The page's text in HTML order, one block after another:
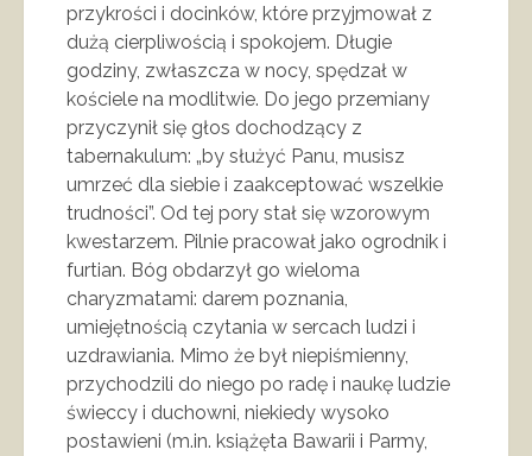
przykrości i docinków, które przyjmował z
dużą cierpliwością i spokojem. Długie
godziny, zwłaszcza w nocy, spędzał w
kościele na modlitwie. Do jego przemiany
przyczynił się głos dochodzący z
tabernakulum: „by służyć Panu, musisz
umrzeć dla siebie i zaakceptować wszelkie
trudności”. Od tej pory stał się wzorowym
kwestarzem. Pilnie pracował jako ogrodnik i
furtian. Bóg obdarzył go wieloma
charyzmatami: darem poznania,
umiejętnością czytania w sercach ludzi i
uzdrawiania. Mimo że był niepiśmienny,
przychodzili do niego po radę i naukę ludzie
świeccy i duchowni, niekiedy wysoko
postawieni (m.in. książęta Bawarii i Parmy,